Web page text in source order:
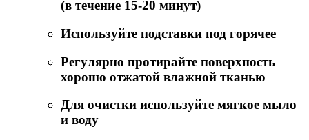
(в течение 15-20 минут)
Используйте подставки под горячее
Регулярно протирайте поверхность
хорошо отжатой влажной тканью
Для очистки используйте мягкое мыло
и воду